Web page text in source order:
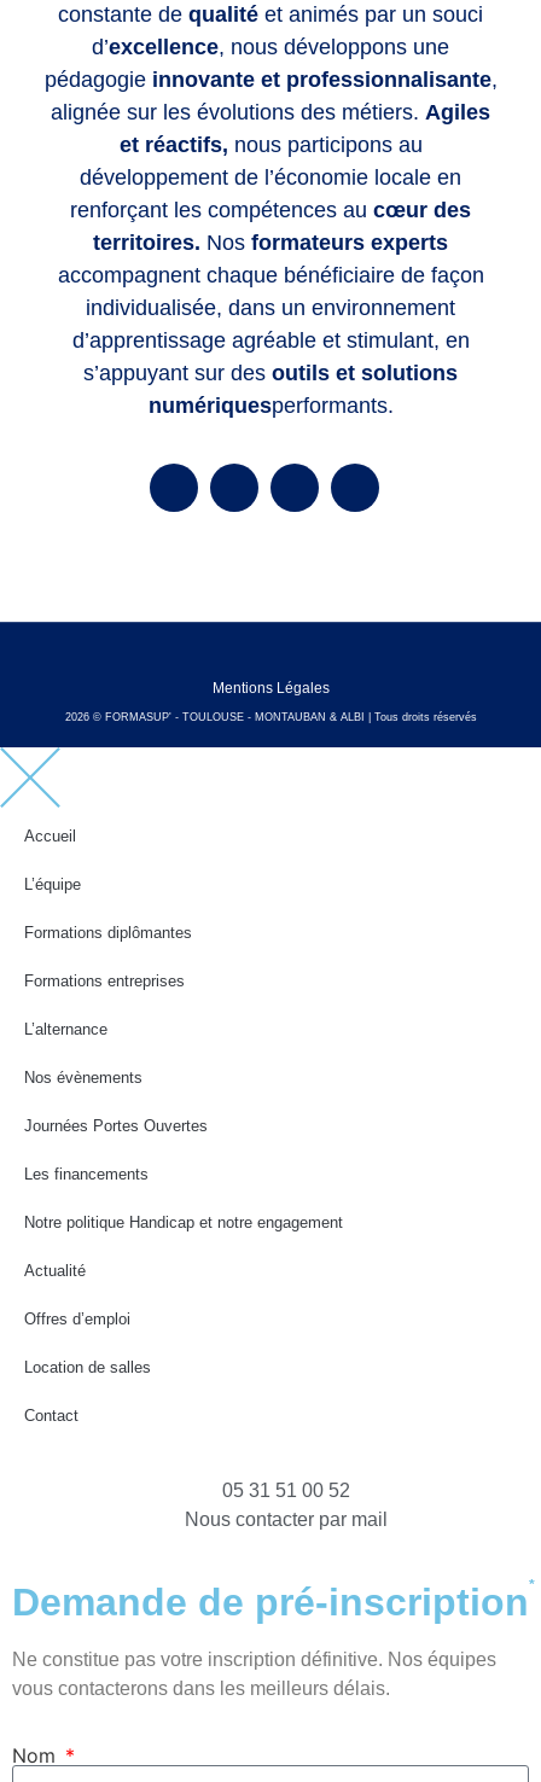
constante de qualité et animés par un souci
d’excellence, nous développons une
pédagogie innovante et professionnalisante,
alignée sur les évolutions des métiers. Agiles
et réactifs, nous participons au
développement de l’économie locale en
renforçant les compétences au cœur des
territoires. Nos formateurs experts
accompagnent chaque bénéficiaire de façon
individualisée, dans un environnement
d’apprentissage agréable et stimulant, en
s’appuyant sur des outils et solutions
numériquesperformants.
2026 © FORMASUP' - TOULOUSE - MONTAUBAN & ALBI | Tous droits réservés
Mentions Légales
Accueil
L’équipe
Formations diplômantes
Formations entreprises
L’alternance
Nos évènements
Journées Portes Ouvertes
Les financements
Notre politique Handicap et notre engagement
Actualité
Offres d’emploi
Location de salles
Contact
05 31 51 00 52
Nous contacter par mail
Demande de pré-inscription*
Ne constitue pas votre inscription définitive. Nos équipes
vous contacterons dans les meilleurs délais.
Nom